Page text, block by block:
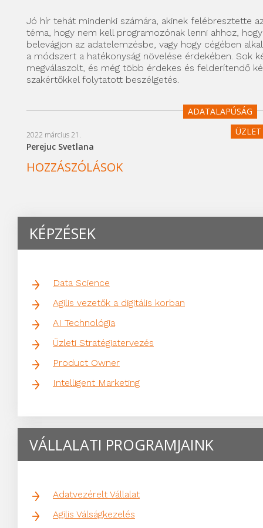
Jó hír tehát mindenki számára, akinek felébresztette
téma, hogy nem kell programozónak lenni ahhoz,
belevágjon az adatelemzésbe, vagy hogy cégében
a módszert a hatékonyság növelése érdekében. Sok
megválaszolt, és még több érdekes és felderítendő
szakértőkkel folytatott beszélgetés.
2022 március 21.
Perejuc Svetlana
ADATALAPÚSÁG
ÜZLET
HOZZÁSZÓLÁSOK
KÉPZÉSEK
Data Science
Agilis vezetők a digitális korban
AI Technológia
Üzleti Stratégiatervezés
Product Owner
Intelligent Marketing
VÁLLALATI PROGRAMJAINK
Adatvezérelt Vállalat
Agilis Válságkezelés